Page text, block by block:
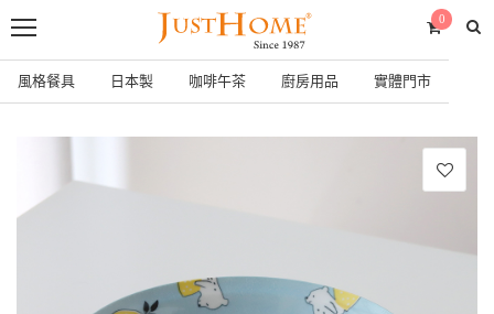
0
風格餐具 日本製 咖啡午茶 廚房用品 實體門市